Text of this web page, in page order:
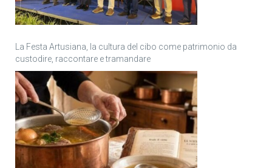
La Festa Artusiana, la cultura del cibo come patrimonio da
custodire, raccontare e tramandare